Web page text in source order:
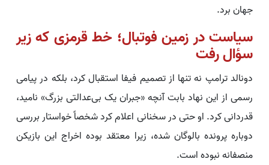
جهان برد.
سیاست در زمین فوتبال؛ خط قرمزی که زیر
سؤال رفت
دونالد ترامپ نه تنها از تصمیم فیفا استقبال کرد، بلکه در پیامی
رسمی از این نهاد بابت آنچه «جبران یک بی‌عدالتی بزرگ» نامید،
قدردانی کرد. او حتی در سخنانی اعلام کرد شخصاً خواستار بررسی
دوباره پرونده بالوگان شده، زیرا معتقد بوده اخراج این بازیکن
منصفانه نبوده است.